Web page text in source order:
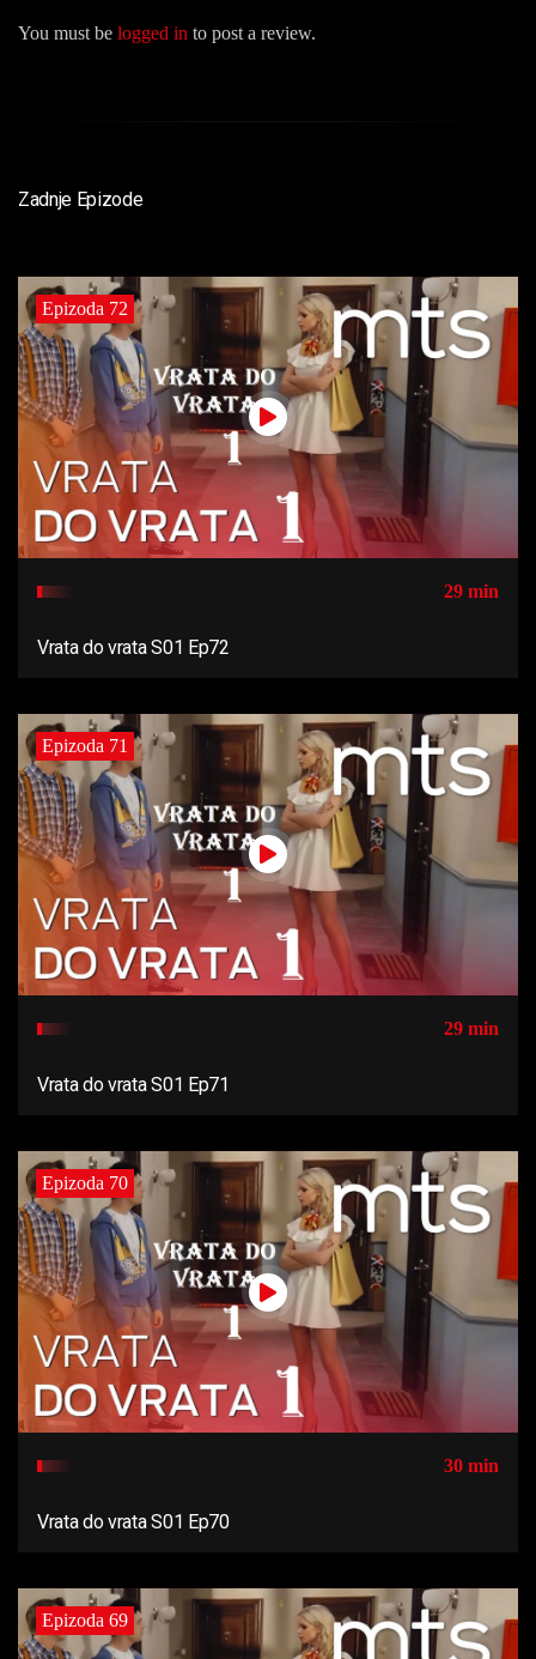
You must be logged in to post a review.
Zadnje Epizode
Epizoda 72
29 min
Vrata do vrata S01 Ep72
Epizoda 71
29 min
Vrata do vrata S01 Ep71
Epizoda 70
30 min
Vrata do vrata S01 Ep70
Epizoda 69